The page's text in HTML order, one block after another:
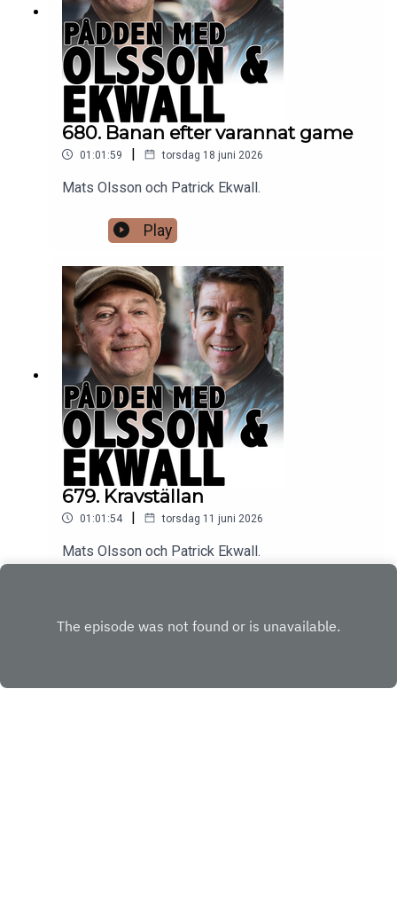
680. Banan efter varannat game
01:01:59 | torsdag 18 juni 2026
Mats Olsson och Patrick Ekwall.
Play
679. Kravställan
01:01:54 | torsdag 11 juni 2026
Mats Olsson och Patrick Ekwall.